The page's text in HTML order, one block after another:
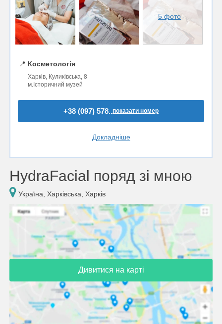
5 фото
📍 Косметологія
Харків, Куликівська, 8
м.Історичний музей
+38 (097) 578..показати номер
Докладніше
HydraFacial поряд зі мною
Україна, Харківська, Харків
Дивитися на карті